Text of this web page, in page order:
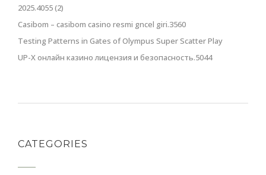
2025.4055 (2)
Casibom – casibom casino resmi gncel giri.3560
Testing Patterns in Gates of Olympus Super Scatter Play
UP-X онлайн казино лицензия и безопасность.5044
CATEGORIES